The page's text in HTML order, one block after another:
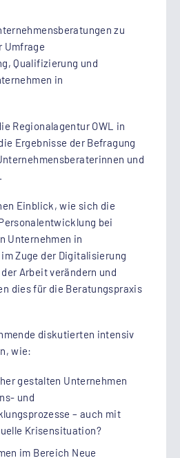
zu
Umfrage
Qualifizierung und
in
Regionalagentur OWL in
Ergebnisse der Befragung
und
Einblick, wie sich die
bei
Unternehmen in
Zuge der Digitalisierung
Arbeit verändern und
dies für die Beratungspraxis
diskutierten intensiv
wie:
gestalten Unternehmen
und
– auch mit
Krisensituation?
im Bereich Neue